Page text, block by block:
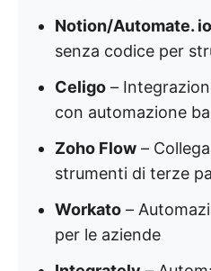
Notion/Automate. io
senza codice per
Celigo –
con automazione
Zoho Flow –
strumenti di terze
Workato –
per le aziende